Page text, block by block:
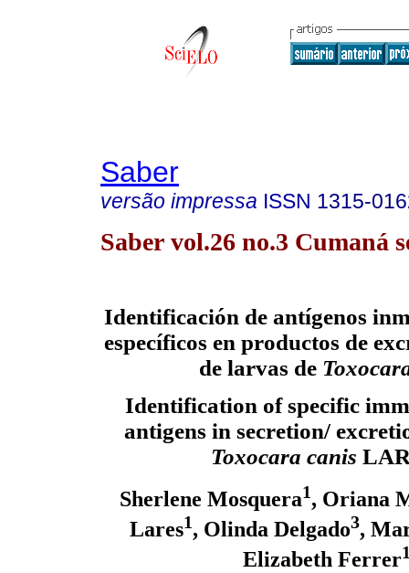
Saber
versão impressa ISSN 1315-
Saber vol.26 no.3 Cumaná
Identificación de antígenos
específicos en productos de
de larvas de
Identification of specific
antigens in secretion/
Toxocara canis
Sherlene Mosquera1, Oriana
Lares1, Olinda Delgado3,
Elizabeth Ferrer